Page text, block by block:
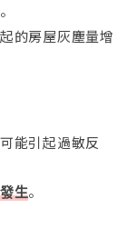
。
的房屋灰塵量增
能引起過敏反
生。